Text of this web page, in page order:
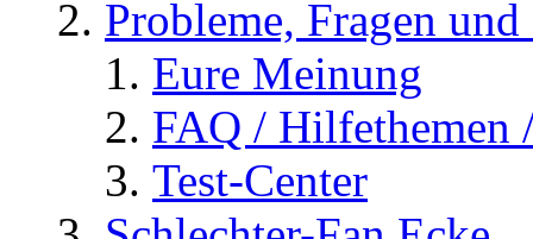
Probleme, Fragen
Eure Meinung
FAQ / Hilfethemen
Test-Center